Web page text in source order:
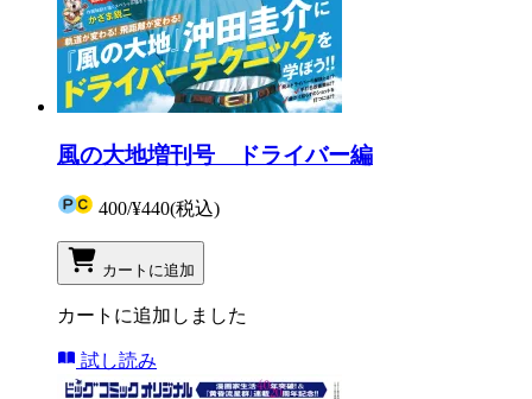
風の大地増刊号 ドライバー編
400/¥440(税込)
カートに追加
カートに追加しました
試し読み